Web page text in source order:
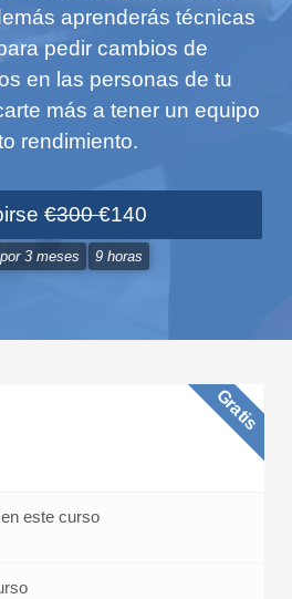
aprenderás técnicas
pedir cambios de
en las personas de tu
más a tener un equipo
rendimiento.
€300€140
3 meses 9 horas
Gratis
este curso